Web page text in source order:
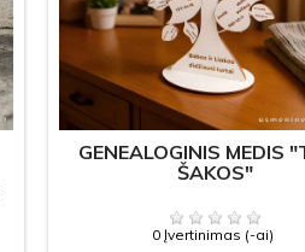
GENEALOGINIS MEDIS
ŠAKOS"
0 Įvertinimas (-ai)